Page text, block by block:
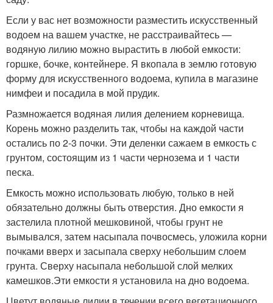
Если у вас нет возможности разместить искусственный
водоем на вашем участке, не расстраивайтесь —
водяную лилию можно вырастить в любой емкости:
горшке, бочке, контейнере. Я вкопала в землю готовую
форму для искусственного водоема, купила в магазине
нимфеи и посадила в мой прудик.
Размножается водяная лилия делением корневища.
Корень можно разделить так, чтобы на каждой части
остались по 2-3 почки. Эти деленки сажаем в емкость с
грунтом, состоящим из 1 части чернозема и 1 части
песка.
Емкость можно использовать любую, только в ней
обязательно должны быть отверстия. Дно емкости я
застелила плотной мешковиной, чтобы грунт не
вымывался, затем насыпала почвосмесь, уложила корни
почками вверх и засыпала сверху небольшим слоем
грунта. Сверху насыпала небольшой слой мелких
камешков.Эти емкости я установила на дно водоема.